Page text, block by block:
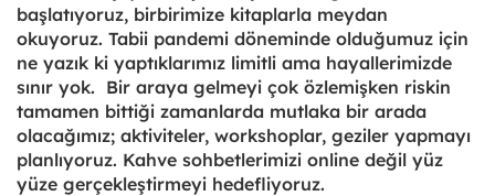
başlatıyoruz, birbirimize kitaplarla meydan
okuyoruz. Tabii pandemi döneminde olduğumuz için
ne yazık ki yaptıklarımız limitli ama hayallerimizde
sınır yok. Bir araya gelmeyi çok özlemişken riskin
tamamen bittiği zamanlarda mutlaka bir arada
olacağımız; aktiviteler, workshoplar, geziler yapmayı
planlıyoruz. Kahve sohbetlerimizi online değil yüz
yüze gerçekleştirmeyi hedefliyoruz.